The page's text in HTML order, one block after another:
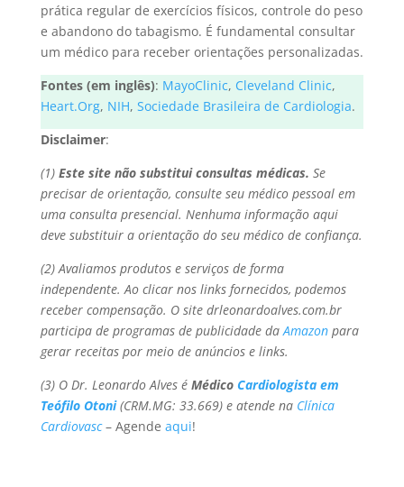
prática regular de exercícios físicos, controle do peso
e abandono do tabagismo. É fundamental consultar
um médico para receber orientações personalizadas.
Fontes (em inglês): MayoClinic, Cleveland Clinic,
Heart.Org, NIH, Sociedade Brasileira de Cardiologia.
Disclaimer:
(1) Este site não substitui consultas médicas. Se
precisar de orientação, consulte seu médico pessoal em
uma consulta presencial. Nenhuma informação aqui
deve substituir a orientação do seu médico de confiança.
(2) Avaliamos produtos e serviços de forma
independente. Ao clicar nos links fornecidos, podemos
receber compensação. O site drleonardoalves.com.br
participa de programas de publicidade da Amazonpara
gerar receitas por meio de anúncios e links.
(3) O Dr. Leonardo Alves é Médico Cardiologista em
Teófilo Otoni(CRM.MG: 33.669) e atende na Clínica
Cardiovasc– Agende aqui!